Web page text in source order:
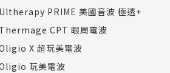
Ultherapy PRIME 美國音波 極透+
Thermage CPT 眼周電波
X 超玩美電波
玩美電波